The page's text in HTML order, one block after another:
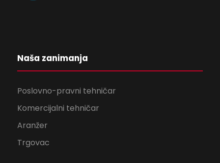
Naša zanimanja
Poslovno-pravni tehničar
Komercijalni tehničar
Aranžer
Trgovac